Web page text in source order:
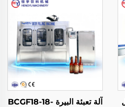
آلة تعبئة البيرة BCGF18-18-